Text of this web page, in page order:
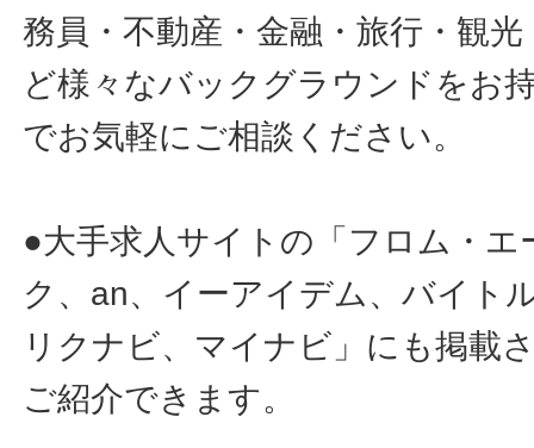
務員・不動産・金融・旅行・観
ど様々なバックグラウンドをお
でお気軽にご相談ください。
●大手求人サイトの「フロム・
ク、an、イーアイデム、バイト
リクナビ、マイナビ」にも掲載
ご紹介できます。